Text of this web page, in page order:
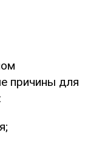
причины для